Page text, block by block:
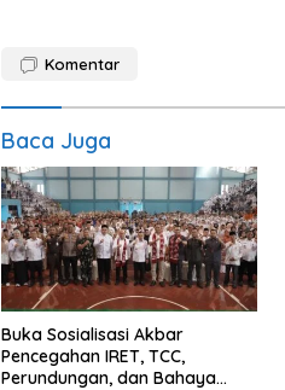
Komentar
Baca Juga
Buka Sosialisasi Akbar
Pencegahan IRET, TCC,
Perundungan, dan Bahaya